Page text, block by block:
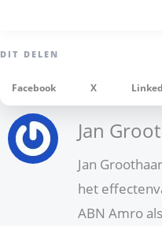
Facebook X
Jan
Jan
het
ABN Amro